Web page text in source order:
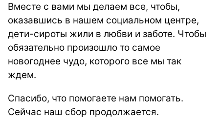
Вместе с вами мы делаем все, чтобы,
оказавшись в нашем социальном центре,
дети-сироты жили в любви и заботе. Чтобы
обязательно произошло то самое
новогоднее чудо, которого все мы так
ждем.
Спасибо, что помогаете нам помогать.
Сейчас наш сбор продолжается.